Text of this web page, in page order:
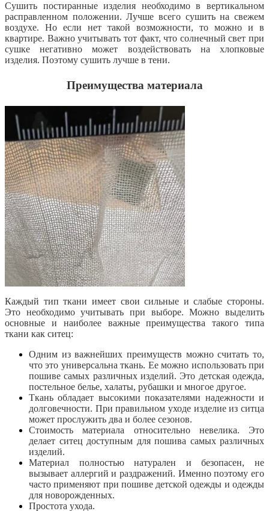
Сушить постиранные изделия необходимо в вертикальном
расправленном положении. Лучше всего сушить на свежем
воздухе. Но если нет такой возможности, то можно и в
квартире. Важно учитывать тот факт, что солнечный свет при
сушке негативно может воздействовать на хлопковые
изделия. Поэтому сушить лучше в тени.
Преимущества материала
Каждый тип ткани имеет свои сильные и слабые стороны.
Это необходимо учитывать при выборе. Можно выделить
основные и наиболее важные преимущества такого типа
ткани как ситец:
Одним из важнейших преимуществ можно считать то,
что это универсальна ткань. Ее можно использовать при
пошиве самых различных изделий. Это детская одежда,
постельное белье, халаты, рубашки и многое другое.
Ткань обладает высокими показателями надежности и
долговечности. При правильном уходе изделие из ситца
может прослужить два и более сезонов.
Стоимость материала относительно невелика. Это
делает ситец доступным для пошива самых различных
изделий.
Материал полностью натурален и безопасен, не
вызывает аллергий и раздражений. Именно поэтому его
часто применяют при пошиве детской одежды и одежды
для новорожденных.
Простота ухода.